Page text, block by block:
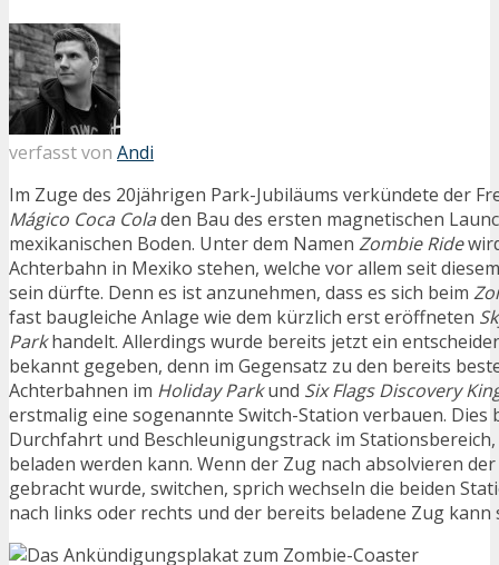
verfasst von Andi
Im Zuge des 20jährigen Park-Jubiläums verkündete der
Mágico Coca Coladen Bau des ersten magnetischen
mexikanischen Boden. Unter dem Namen Zombie Ride
Achterbahn in Mexiko stehen, welche vor allem seit
sein dürfte. Denn es ist anzunehmen, dass es sich beim
fast baugleiche Anlage wie dem kürzlich erst eröffneten
Parkhandelt. Allerdings wurde bereits jetzt ein
bekannt gegeben, denn im Gegensatz zu den bereits
Achterbahnen im Holiday Parkund Six Flags Discovery
erstmalig eine sogenannte Switch-Station verbauen. Dies
Durchfahrt und Beschleunigungstrack im
beladen werden kann. Wenn der Zug nach absolvieren
gebracht wurde, switchen, sprich wechseln die beiden
nach links oder rechts und der bereits beladene Zug kann